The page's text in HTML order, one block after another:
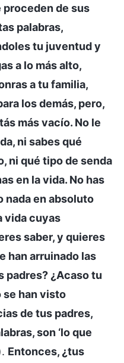
proceden de sus
palabras,
tu juventud y
a lo más alto,
a tu familia,
los demás, pero,
más vacío. No le
ni sabes qué
ni qué tipo de senda
en la vida. No has
nada en absoluto
vida cuyas
saber, y quieres
han arruinado las
padres? ¿Acaso tu
se han visto
de tus padres,
son ‘lo que
Entonces, ¿tus